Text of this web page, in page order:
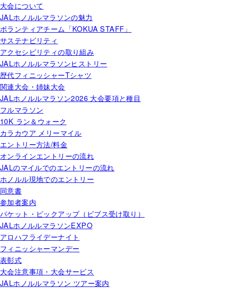
大会について
JALホノルルマラソンの魅力
ボランティアチーム「KOKUA STAFF」
サステナビリティ
アクセシビリティの取り組み
JALホノルルマラソンヒストリー
歴代フィニッシャーTシャツ
関連大会・姉妹大会
JALホノルルマラソン2026 大会要項と種目
フルマラソン
10K ラン＆ウォーク
カラカウア メリーマイル
エントリー方法/料金
オンラインエントリーの流れ
JALのマイルでのエントリーの流れ
ホノルル現地でのエントリー
同意書
参加者案内
パケット・ピックアップ（ビブス受け取り）
JALホノルルマラソンEXPO
アロハフライデーナイト
フィニッシャーマンデー
表彰式
大会注意事項・大会サービス
JALホノルルマラソン ツアー案内